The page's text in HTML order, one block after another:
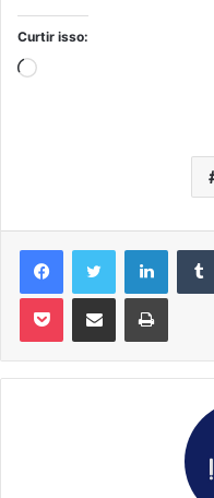
Curtir isso:
Carregando...
FacebookTwitter
Pocket Compartilhar via e-mail